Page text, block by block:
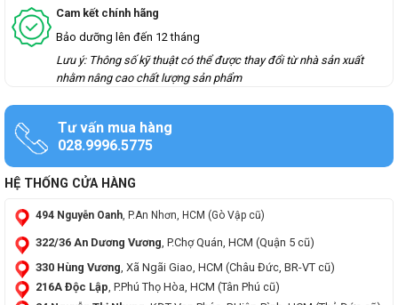
Cam kết chính hãng
Bảo dưỡng lên đến 12 tháng
Lưu ý: Thông số kỹ thuật có thể được thay đổi từ nhà sản xuất
nhằm nâng cao chất lượng sản phẩm
Tư vấn mua hàng
028.9996.5775
HỆ THỐNG CỬA HÀNG
494 Nguyễn Oanh, P.An Nhơn, HCM (Gò Vập cũ)
322/36 An Dương Vương, P.Chợ Quán, HCM (Quận 5 cũ)
330 Hùng Vương , Xã Ngãi Giao, HCM (Châu Đức, BR-VT cũ)
216A Độc Lập, P.Phú Thọ Hòa, HCM (Tân Phú cũ)